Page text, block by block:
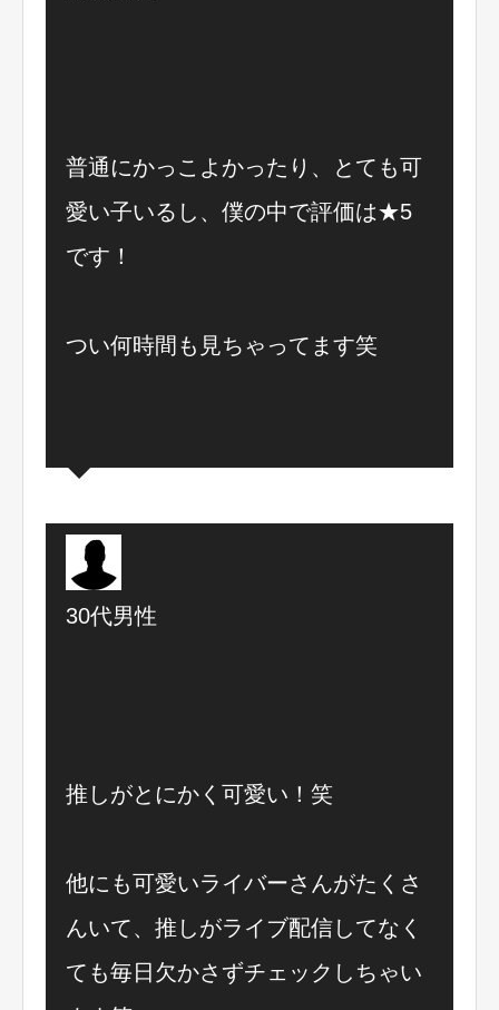
普通にかっこよかったり、とても可
愛い子いるし、僕の中で評価は★5
です！
つい何時間も見ちゃってます笑
30代男性
推しがとにかく可愛い！笑
他にも可愛いライバーさんがたくさ
んいて、推しがライブ配信してなく
ても毎日欠かさずチェックしちゃい